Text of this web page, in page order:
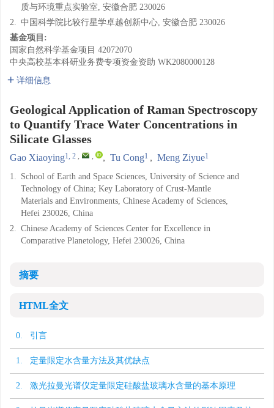
质与环境重点实验室, 安徽合肥 230026
2. 中国科学院比较行星学卓越创新中心, 安徽合肥 230026
基金项目:
国家自然科学基金项目 42072070
中央高校基本科研业务费专项资金资助 WK2080000128
详细信息
Geological Application of Raman Spectroscopy
to Quantify Trace Water Concentrations in
Silicate Glasses
Gao Xiaoying1, 2 , , , Tu Cong1 , Meng Ziyue1
1. School of Earth and Space Sciences, University of Science and
Technology of China; Key Laboratory of Crust-Mantle
Materials and Environments, Chinese Academy of Sciences,
Hefei 230026, China
2. Chinese Academy of Sciences Center for Excellence in
Comparative Planetology, Hefei 230026, China
摘要
HTML全文
0. 引言
1. 定量限定水含量方法及其优缺点
2. 激光拉曼光谱仪定量限定硅酸盐玻璃水含量的基本原理